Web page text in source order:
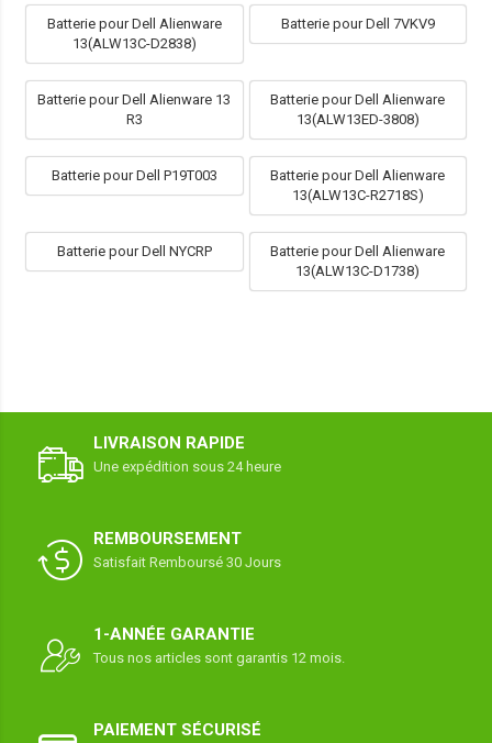
Batterie pour Dell Alienware
13(ALW13C-D2838)
Batterie pour Dell 7VKV9
Batterie pour Dell Alienware 13
R3
Batterie pour Dell Alienware
13(ALW13ED-3808)
Batterie pour Dell P19T003
Batterie pour Dell Alienware
13(ALW13C-R2718S)
Batterie pour Dell NYCRP
Batterie pour Dell Alienware
13(ALW13C-D1738)
LIVRAISON RAPIDE
Une expédition sous 24 heure
REMBOURSEMENT
Satisfait Remboursé 30 Jours
1-ANNÉE GARANTIE
Tous nos articles sont garantis 12 mois.
PAIEMENT SÉCURISÉ